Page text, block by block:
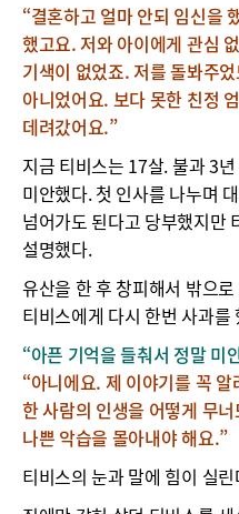
“결혼하고 얼마 안되 임신을
했고요. 저와 아이에게 관심
기색이 없었죠. 저를 돌봐주
아니었어요. 보다 못한 친정
데려갔어요.”
지금 티비스는 17살. 불과 3
미안했다. 첫 인사를 나누며
넘어가도 된다고 당부했지만
설명했다.
유산을 한 후 창피해서 밖으
티비스에게 다시 한번 사과를
“아픈 기억을 들춰서 정말 미
“아니에요. 제 이야기를 꼭
한 사람의 인생을 어떻게 무
나쁜 악습을 몰아내야 해요.”
티비스의 눈과 말에 힘이 실